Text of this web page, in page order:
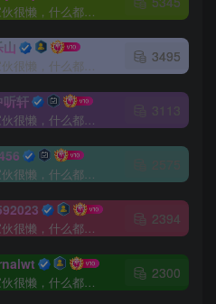
这家伙很懒，什么都没有写...
山
这家伙很懒，什么都没有写...
3495
听轩
这家伙很懒，什么都没有写...
这家伙很懒，什么都没有写...
这家伙很懒，什么都没有写...
2394
这家伙很懒，什么都没有写...
2300